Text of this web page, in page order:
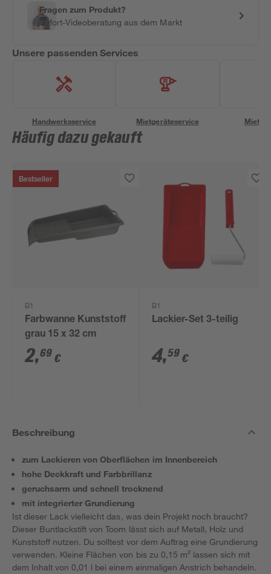
Fragen zum Produkt?
Sofort-Videoberatung aus dem Markt
Unsere passenden Services
Handwerksservice Mietgeräteservice
Häufig dazu gekauft
Bestseller
B1
Farbwanne Kunststoff
grau 15 x 32 cm
2,69 €
B1
Lackier-Set 3-teilig
4,59 €
Beschreibung
zum Lackieren von Oberflächen im Innenbereich
hohe Deckkraft und Farbbrillanz
geruchsarm und schnell trocknend
mit integrierter Grundierung
Ist dieser Lack vielleicht das, was dein Projekt noch braucht?
Dieser Buntlackstift von Toom lässt sich auf Metall, Holz und
Kunststoff nutzen. Du solltest vor dem Auftrag eine Grundierung
verwenden. Kleine Flächen von bis zu 0,15 m² lassen sich mit
dem Inhalt von 0,01 l bei einem einmaligen Anstrich behandeln.